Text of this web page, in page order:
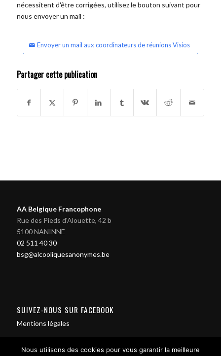
nécessitent d'être corrigées, utilisez le bouton suivant pour
nous envoyer un mail :
Envoyer un mail aux coordinateurs de réunions Visios
Partager cette publication
AA Belgique Francophone
Rue des Pieds d'Alouette, 42 b
5100 NANINNE
02 511 40 30
bsg@alcooliquesanonymes.be
SUIVEZ-NOUS SUR FACEBOOK
Mentions légales
Nous utilisons des cookies pour vous garantir la meilleure